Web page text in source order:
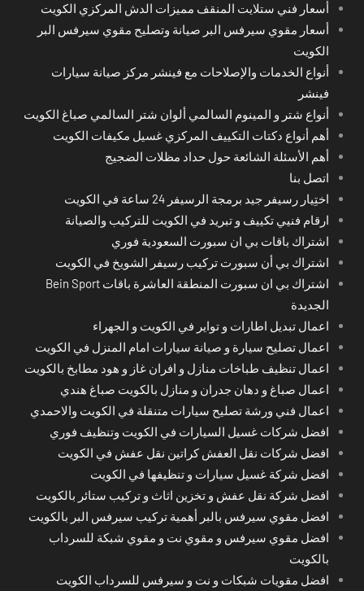
أسعار فني ستلايت المنقف مميزات الدش المركزي الكويت
أسعار مقوي سيرفس البر صيانة وتصليح مقوي سيرفس البر
الكويت
أنواع الخدمات والإصلاحات مع فينشر مركز صيانة سيارات
فينشر
أنواع شتر و المينوم السالمي ألوان شتر السالمي صباغ الكويت
أهم أنواع دكتات التكييف المركزي غسيل مكيفات الكويت
أهم الأسئلة الشائعة حول حداد مظلات الضجيج
اتصل بنا
اختِيار رسيفر جيد برمجة الرسيفر 24 ساعة في الكويت
ارقام فنيي تكييف و تبريد في الكويت للتركيب والصيانة
اشتراك باقات بي ان سبورت السعودية فوري
اشتراك بي أن سبورت تركيب رسيفر الشويخ في الكويت
اشتراك بي ان سبورت المنطقة العاشرة باقات Bein Sport
الجديدة
اعمال تبديل اطارات و تواير في الكويت و الجهراء
اعمال تصليح سيارة و صيانة سيارات امام المنزل في الكويت
اعمال تنظيف طباخات منازل و افران غاز و هود مطابخ بالكويت
اعمال صباغ و دهان جدران و منازل بالكويت صباغ هندي
اعمال فني ورشة تصليح سيارات متنقلة في الكويت والاحمدي
افضل شركات غسيل السيارات في الكويت وتنظيف فوري
افضل شركات نقل العفش كراتين نقل عفش في الكويت
افضل شركة غسيل سيارات و تنظيفها في الكويت
افضل شركة نقل عفش و تخزين اثاث و تركيب ستائر بالكويت
افضل مقوي سيرفس بالبر أهمية تركيب سيرفس البر بالكويت
افضل مقوي سيرفس و مقوي نت و مقوي شبكة للسرداب
بالكويت
افضل مقويات شبكات و نت و سيرفس للسرداب الكويت